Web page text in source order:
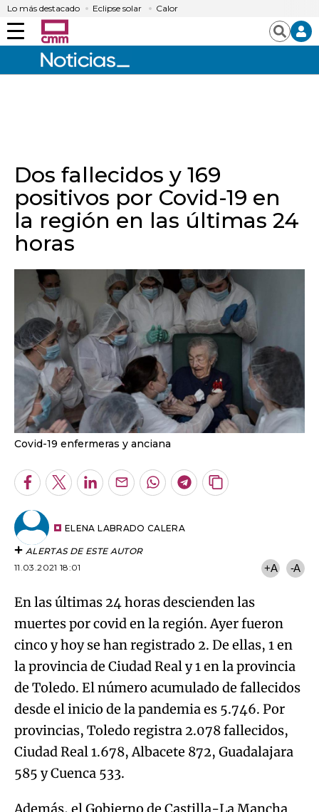
Lo más destacado Eclipse solar Calor
Menú Buscar
Dos fallecidos y 169
positivos por Covid-19 en
la región en las últimas 24
horas
Covid-19 enfermeras y anciana
Facebook
TwitterLinkedInEnviarWhatsapp
Telegram
Copiar
ELENA LABRADO CALERA
ALERTAS DE ESTE AUTOR
11.03.2021 18:01
+A -A
En las últimas 24 horas descienden las
muertes por covid en la región. Ayer fueron
cinco y hoy se han registrado 2. De ellas, 1 en
la provincia de Ciudad Real y 1 en la provincia
de Toledo. El número acumulado de fallecidos
desde el inicio de la pandemia es 5.746. Por
provincias, Toledo registra 2.078 fallecidos,
Ciudad Real 1.678, Albacete 872, Guadalajara
585 y Cuenca 533.
Además, el Gobierno de Castilla-La Mancha